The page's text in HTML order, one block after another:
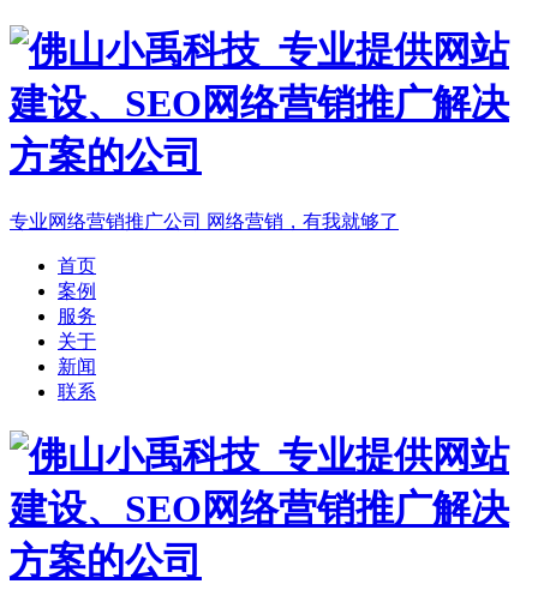
专业网络营销推广公司 网络营销，有我就够了
首页
案例
服务
关于
新闻
联系